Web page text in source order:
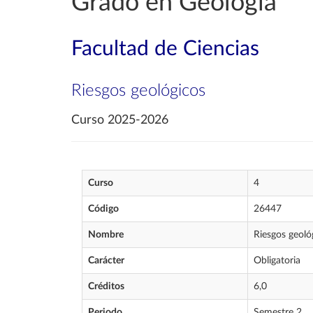
Facultad de Ciencias
Riesgos geológicos
Curso 2025-2026
Curso 4
Código 26447
Nombre Riesgos
Carácter Obligatoria
Créditos 6,0